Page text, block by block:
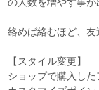
の人数を増やす事が
絡めば絡むほど、友
【スタイル変更】
ショップで購入した